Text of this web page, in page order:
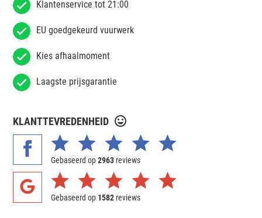
Klantenservice tot 21:00
EU goedgekeurd vuurwerk
Kies afhaalmoment
Laagste prijsgarantie
KLANTTEVREDENHEID
Gebaseerd op2963 reviews
Gebaseerd op 1582 reviews